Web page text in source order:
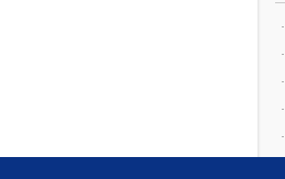
·
·
·
·
·